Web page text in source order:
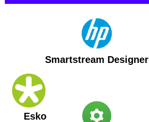
Smartstream Designer
Esko